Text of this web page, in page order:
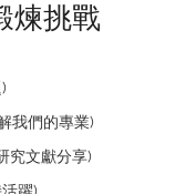
我們的專業)
究文獻分享)
煉挑戰